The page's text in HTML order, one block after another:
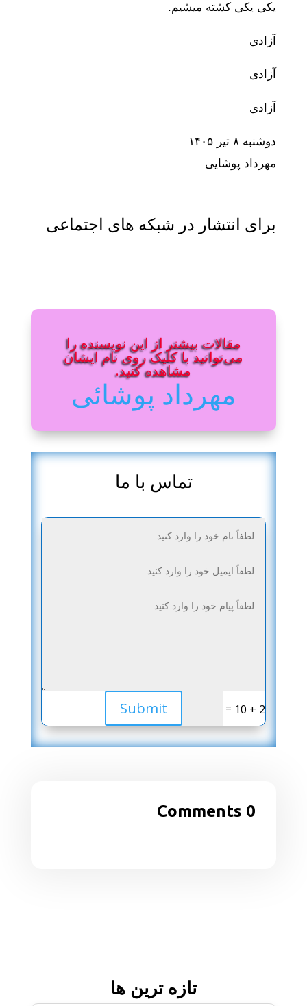
یکی یکی کشته میشیم.
آزادی
آزادی
آزادی
دوشنبه ۸ تیر ۱۴۰۵
مهرداد پوشایی
برای انتشار در شبکه های اجتماعی
مقالات بیشتر از این نویسنده را
می‌توانید با کلیک روی نام ایشان
مشاهده کنید.
مهرداد پوشائی
تماس با ما
2 + 10
=
Submit
0 Comments
تازه ترین ها